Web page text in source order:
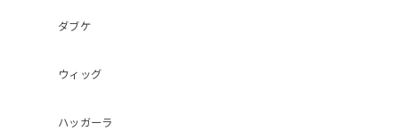
ダブケ
ウィッグ
ハッガーラ